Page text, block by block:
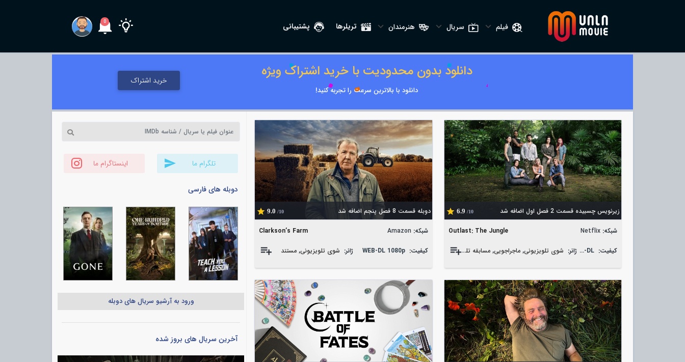
فیلم سریال هنرمندان تریلرها پشتیبانی 0
دانلود بدون محدودیت با خرید اشتراک ویژه
دانلود با بالاترین سرعت را تجربه کنید!
خرید اشتراک
زیرنویس چسبیده قسمت 2 فصل اول اضافه شد 6.9 /10
Outlast: The Jungle شبکه: Netflix
کیفیت: WEB-DL ژانر: شوی تلویزیونی,ماجراجویی,مسابقه تلویزیونی
دوبله قسمت 8 فصل پنجم اضافه شد 9.0 /10
Clarkson’s Farm شبکه: Amazon
کیفیت: WEB-DL 1080p ژانر: شوی تلویزیونی, مستند
تلگرام ما اینستاگرام ما
دوبله های فارسی
ورود به آرشیو سریال های دوبله
آخرین سریال های بروز شده